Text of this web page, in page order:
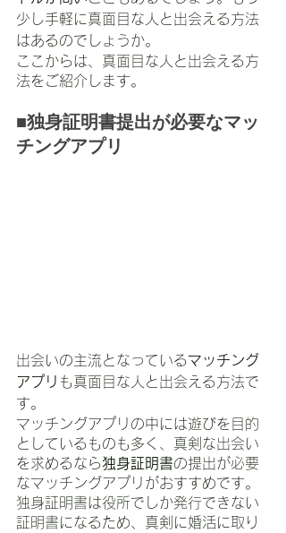
少し手軽に真面目な人と出会える方法
はあるのでしょうか。
ここからは、真面目な人と出会える方
法をご紹介します。
■独身証明書提出が必要なマッ
チングアプリ
出会いの主流となっているマッチング
アプリ も真面目な人と出会える方法で
す。
マッチングアプリの中には遊びを目的
としているものも多く、真剣な出会い
を求めるなら独身証明書の提出が必要
なマッチングアプリがおすすめです。
独身証明書は役所でしか発行できない
証明書になるため、真剣に婚活に取り